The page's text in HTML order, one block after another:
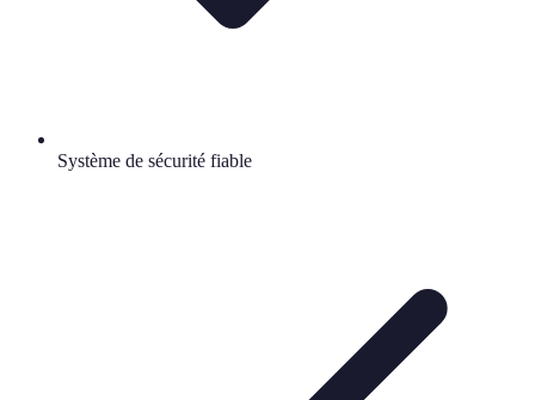
Système de sécurité fiable